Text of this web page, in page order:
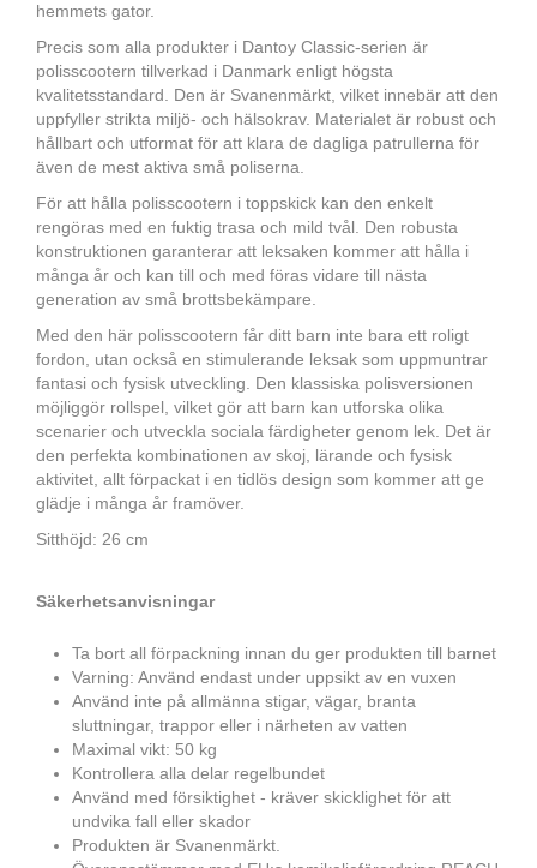
hemmets gator.
Precis som alla produkter i Dantoy Classic-serien är
polisscootern tillverkad i Danmark enligt högsta
kvalitetsstandard. Den är Svanenmärkt, vilket innebär att den
uppfyller strikta miljö- och hälsokrav. Materialet är robust och
hållbart och utformat för att klara de dagliga patrullerna för
även de mest aktiva små poliserna.
För att hålla polisscootern i toppskick kan den enkelt
rengöras med en fuktig trasa och mild tvål. Den robusta
konstruktionen garanterar att leksaken kommer att hålla i
många år och kan till och med föras vidare till nästa
generation av små brottsbekämpare.
Med den här polisscootern får ditt barn inte bara ett roligt
fordon, utan också en stimulerande leksak som uppmuntrar
fantasi och fysisk utveckling. Den klassiska polisversionen
möjliggör rollspel, vilket gör att barn kan utforska olika
scenarier och utveckla sociala färdigheter genom lek. Det är
den perfekta kombinationen av skoj, lärande och fysisk
aktivitet, allt förpackat i en tidlös design som kommer att ge
glädje i många år framöver.
Sitthöjd: 26 cm
Säkerhetsanvisningar
Ta bort all förpackning innan du ger produkten till barnet
Varning: Använd endast under uppsikt av en vuxen
Använd inte på allmänna stigar, vägar, branta
sluttningar, trappor eller i närheten av vatten
Maximal vikt: 50 kg
Kontrollera alla delar regelbundet
Använd med försiktighet - kräver skicklighet för att
undvika fall eller skador
Produkten är Svanenmärkt.